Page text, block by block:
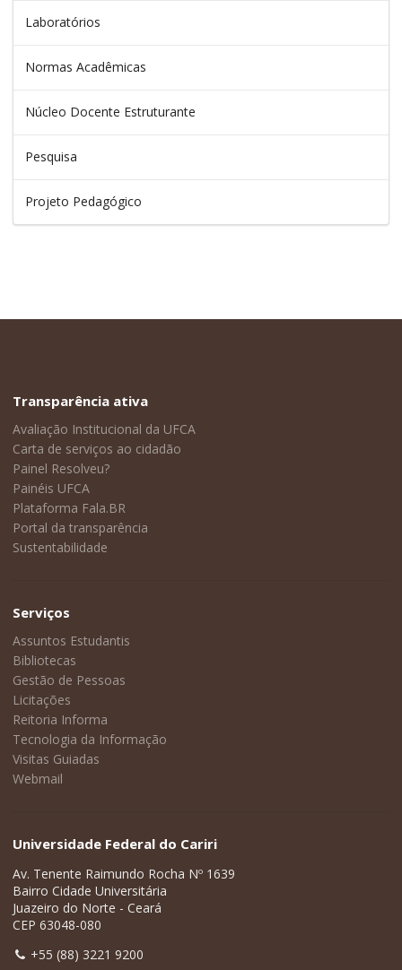
Laboratórios
Normas Acadêmicas
Núcleo Docente Estruturante
Pesquisa
Projeto Pedagógico
Transparência ativa
Avaliação Institucional da UFCA
Carta de serviços ao cidadão
Painel Resolveu?
Painéis UFCA
Plataforma Fala.BR
Portal da transparência
Sustentabilidade
Serviços
Assuntos Estudantis
Bibliotecas
Gestão de Pessoas
Licitações
Reitoria Informa
Tecnologia da Informação
Visitas Guiadas
Webmail
Universidade Federal do Cariri
Av. Tenente Raimundo Rocha Nº 1639
Bairro Cidade Universitária
Juazeiro do Norte - Ceará
CEP 63048-080
+55 (88) 3221 9200